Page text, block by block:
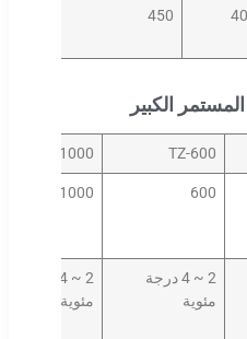
450
الكبير
TZ-600
TZ-1000
600
1000
2 ~ 4 درجة
مئوية
مئوية